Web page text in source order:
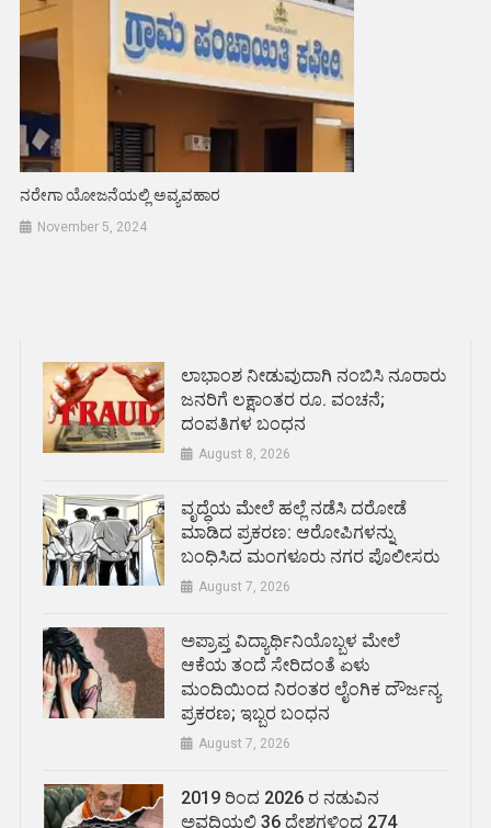
ನರೇಗಾ ಯೋಜನೆಯಲ್ಲಿ ಅವ್ಯವಹಾರ
November 5, 2024
ಲಾಭಾಂಶ ನೀಡುವುದಾಗಿ ನಂಬಿಸಿ ನೂರಾರು
ಜನರಿಗೆ ಲಕ್ಷಾಂತರ ರೂ. ವಂಚನೆ;
ದಂಪತಿಗಳ ಬಂಧನ
August 8, 2026
ವೃದ್ಧೆಯ ಮೇಲೆ ಹಲ್ಲೆ ನಡೆಸಿ ದರೋಡೆ
ಮಾಡಿದ ಪ್ರಕರಣ: ಆರೋಪಿಗಳನ್ನು
ಬಂಧಿಸಿದ ಮಂಗಳೂರು ನಗರ ಪೊಲೀಸರು
August 7, 2026
ಅಪ್ರಾಪ್ತ ವಿದ್ಯಾರ್ಥಿನಿಯೊಬ್ಬಳ ಮೇಲೆ
ಆಕೆಯ ತಂದೆ ಸೇರಿದಂತೆ ಏಳು
ಮಂದಿಯಿಂದ ನಿರಂತರ ಲೈಂಗಿಕ ದೌರ್ಜನ್ಯ
ಪ್ರಕರಣ; ಇಬ್ಬರ ಬಂಧನ
August 7, 2026
2019 ರಿಂದ 2026 ರ ನಡುವಿನ
ಅವಧಿಯಲ್ಲಿ 36 ದೇಶಗಳಿಂದ 274